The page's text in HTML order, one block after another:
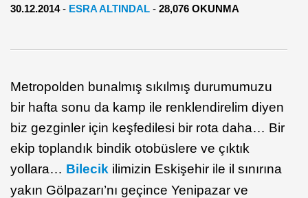
30.12.2014- ESRA ALTINDAL - 28,076 OKUNMA
Metropolden bunalmış sıkılmış durumumuzu
bir hafta sonu da kamp ile renklendirelim diyen
biz gezginler için keşfedilesi bir rota daha… Bir
ekip toplandık bindik otobüslere ve çıktık
yollara… Bilecik ilimizin Eskişehir ile il sınırına
yakın Gölpazarı’nı geçince Yenipazar ve